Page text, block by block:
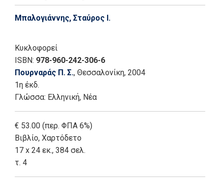
Μπαλογιάννης, Σταύρος Ι.
Κυκλοφορεί
ISBN: 978-960-242-306-6
Πουρναράς Π. Σ., Θεσσαλονίκη, 2004
1η έκδ.
Γλώσσα: Ελληνική, Νέα
€ 53.00 (περ. ΦΠΑ 6%)
Βιβλίο, Χαρτόδετο
17 x 24 εκ., 384 σελ.
τ. 4